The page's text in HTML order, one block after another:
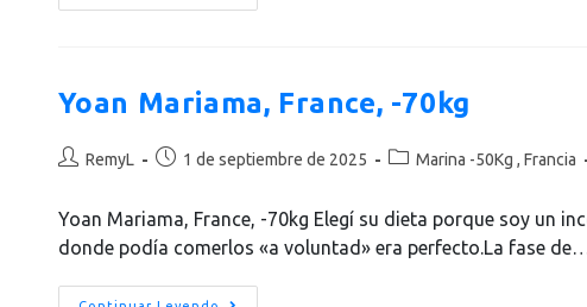
Yoan Mariama, France, -70kg
RemyL 1 de septiembre de 2025 Marina -50Kg , Francia
Yoan Mariama, France, -70kg Elegí su dieta porque soy un
donde podía comerlos «a voluntad» era perfecto.La fase